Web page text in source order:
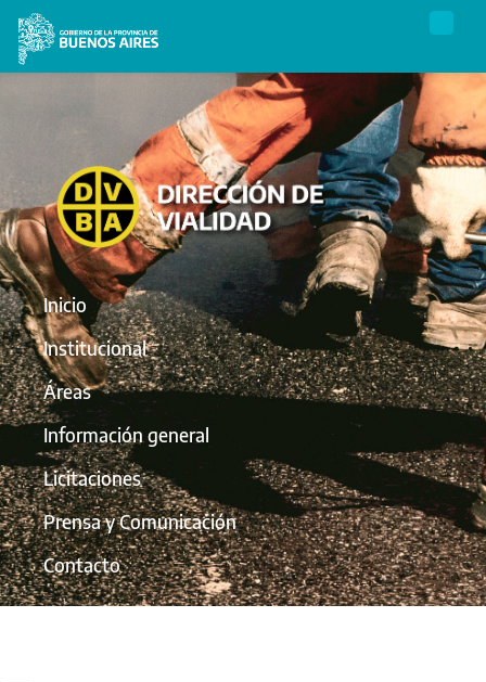
Inicio
Institucional
Áreas
Información general
Licitaciones
Prensa y Comunicación
Contacto